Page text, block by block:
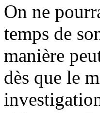
On ne
temps de
manière
dès que le